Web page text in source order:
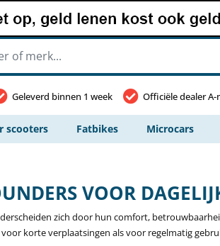
Geleverd binnen 1 week Officiële dealer A-
scooters Fatbikes Microcars
VOOR
zich door hun comfort,
korte verplaatsingen als voor regelmatig